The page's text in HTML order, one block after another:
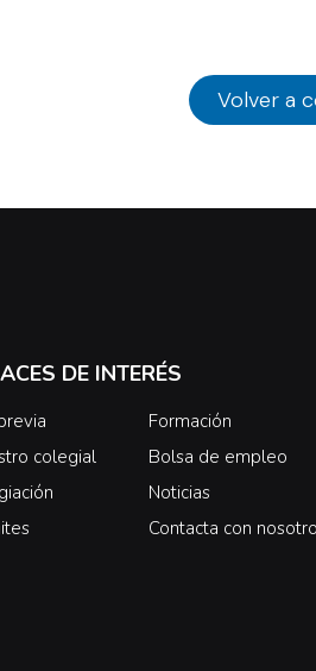
Volver a
DE INTERÉS
colegial
Formación
Bolsa de empleo
Noticias
Contacta con